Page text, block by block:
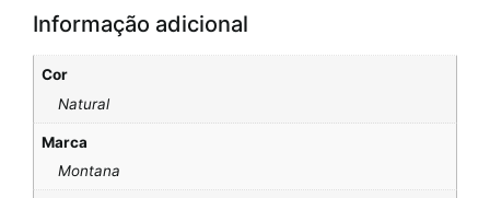
Informação adicional
Cor
Natural
Marca
Montana